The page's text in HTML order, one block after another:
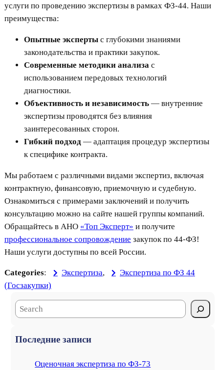
услуги по проведению экспертизы в рамках ФЗ-44. Наши
преимущества:
Опытные экспертыс глубокими знаниями
законодательства и практики закупок.
Современные методики анализа с
использованием передовых технологий
диагностики.
Объективность и независимость— внутренние
экспертизы проводятся без влияния
заинтересованных сторон.
Гибкий подход — адаптация процедур экспертизы
к специфике контракта.
Мы работаем с различными видами экспертиз, включая
контрактную, финансовую, приемочную и судебную.
Ознакомиться с примерами заключений и получить
консультацию можно на сайте нашей группы компаний.
Обращайтесь в АНО «Топ Эксперт» и получите
профессиональное сопровождение закупок по 44-ФЗ!
Наши услуги доступны по всей России.
Categories: Экспертиза,
Экспертиза по ФЗ 44
(Госзакупки)
S
e
r
Последние записи
Оценочная экспертиза по ФЗ-73